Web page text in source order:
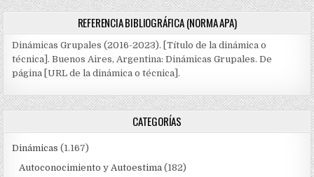
REFERENCIA BIBLIOGRÁFICA (NORMA APA)
Dinámicas Grupales (2016-2023). [Título de la dinámica o
técnica]. Buenos Aires, Argentina: Dinámicas Grupales. De
página [URL de la dinámica o técnica].
CATEGORÍAS
Dinámicas (1.167)
Autoconocimiento y Autoestima (182)